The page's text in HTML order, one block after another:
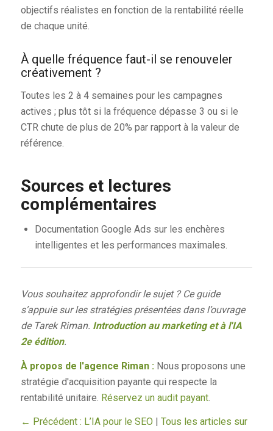
objectifs réalistes en fonction de la rentabilité réelle
de chaque unité.
À quelle fréquence faut-il se renouveler
créativement ?
Toutes les 2 à 4 semaines pour les campagnes
actives ; plus tôt si la fréquence dépasse 3 ou si le
CTR chute de plus de 20% par rapport à la valeur de
référence.
Sources et lectures
complémentaires
Documentation Google Ads sur les enchères
intelligentes et les performances maximales.
Vous souhaitez approfondir le sujet ? Ce guide
s’appuie sur les stratégies présentées dans l’ouvrage
de Tarek Riman. Introduction au marketing et à l'IA
2e édition.
À propos de l'agence Riman : Nous proposons une
stratégie d'acquisition payante qui respecte la
rentabilité unitaire. Réservez un audit payant.
← Précédent : L’IA pour le SEO | Tous les articles sur